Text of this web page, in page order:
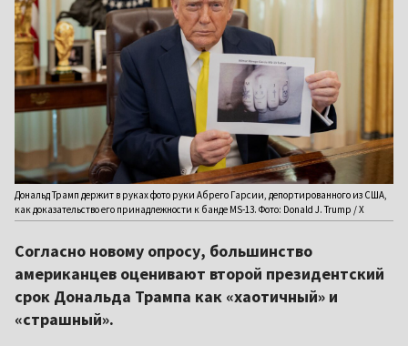
Дональд Трамп держит в руках фото руки Абрего Гарсии, депортированного из США,
как доказательство его принадлежности к банде MS-13. Фото: Donald J. Trump / Х
Согласно новому опросу, большинство
американцев оценивают второй президентский
срок Дональда Трампа как «хаотичный» и
«страшный».